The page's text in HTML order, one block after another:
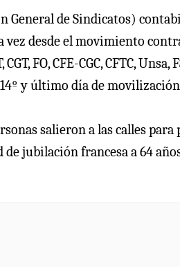
General de Sindicatos)
desde el movimiento
FO, CFE-CGC, CFTC,
y último día de
salieron a las calles
de jubilación francesa a 64